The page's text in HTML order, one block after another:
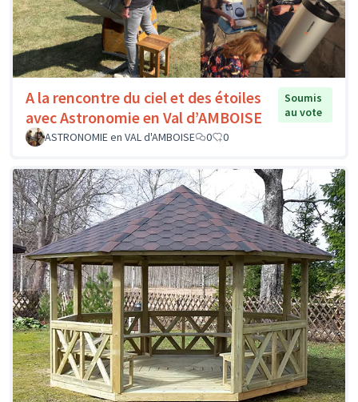
A la rencontre du ciel et des étoiles
avec Astronomie en Val d’AMBOISE
Soumis
au vote
ASTRONOMIE en VAL d'AMBOISE
0 0